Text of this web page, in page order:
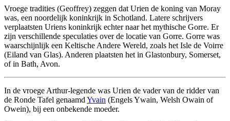
Vroege tradities (Geoffrey) zeggen dat Urien de koning van Moray
was, een noordelijk koninkrijk in Schotland. Latere schrijvers
verplaatsten Uriens koninkrijk echter naar het mythische Gorre. Er
zijn verschillende speculaties over de locatie van Gorre. Gorre was
waarschijnlijk een Keltische Andere Wereld, zoals het Isle de Voirre
(Eiland van Glas). Anderen plaatsten het in Glastonbury, Somerset,
of in Bath, Avon.
In de vroege Arthur-legende was Urien de vader van de ridder van
de Ronde Tafel genaamd Yvain (Engels Ywain, Welsh Owain of
Owein), bij een onbekende moeder.